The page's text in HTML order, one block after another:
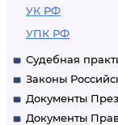
УК РФ
УПК РФ
Судебная
Законы
Документы
Документы